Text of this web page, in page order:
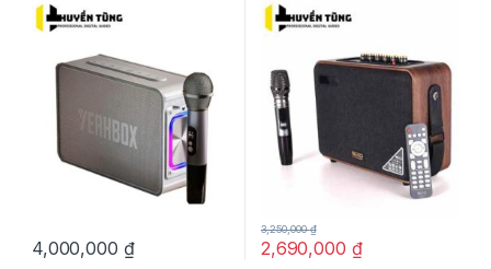
4,000,000 ₫ 2,690,000 ₫
3,250,000₫